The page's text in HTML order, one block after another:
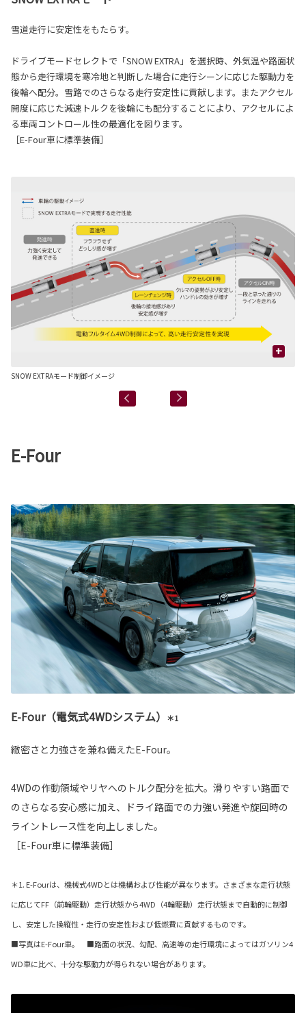
雪道走行に安定性をもたらす。
ドライブモードセレクトで「SNOW EXTRA」を選択時、外気温や路面状
態から走行環境を寒冷地と判断した場合に走行シーンに応じた駆動力を
後輪へ配分。雪路でのさらなる走行安定性に貢献します。またアクセル
開度に応じた減速トルクを後輪にも配分することにより、アクセルによ
る車両コントロール性の最適化を図ります。
［E-Four車に標準装備］
+
SNOW EXTRAモード制御イメージ
E-Four
E-Four（電気式4WDシステム） ＊1
緻密さと力強さを兼ね備えたE-Four。
4WDの作動領域やリヤへのトルク配分を拡大。滑りやすい路面で
のさらなる安心感に加え、ドライ路面での力強い発進や旋回時の
ライントレース性を向上しました。
［E-Four車に標準装備］
＊1. E-Fourは、機械式4WDとは機構および性能が異なります。さまざまな走行状態
に応じてFF（前輪駆動）走行状態から4WD（4輪駆動）走行状態まで自動的に制御
し、安定した操縦性・走行の安定性および低燃費に貢献するものです。
■写真はE-Four車。 ■路面の状況、勾配、高速等の走行環境によってはガソリン4
WD車に比べ、十分な駆動力が得られない場合があります。